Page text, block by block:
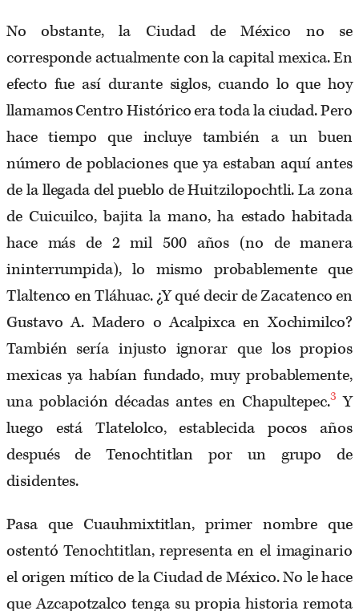
No obstante, la Ciudad de México no se
corresponde actualmente con la capital mexica. En
efecto fue así durante siglos, cuando lo que hoy
llamamos Centro Histórico era toda la ciudad. Pero
hace tiempo que incluye también a un buen
número de poblaciones que ya estaban aquí antes
de la llegada del pueblo de Huitzilopochtli. La zona
de Cuicuilco, bajita la mano, ha estado habitada
hace más de 2 mil 500 años (no de manera
ininterrumpida), lo mismo probablemente que
Tlaltenco en Tláhuac. ¿Y qué decir de Zacatenco en
Gustavo A. Madero o Acalpixca en Xochimilco?
También sería injusto ignorar que los propios
mexicas ya habían fundado, muy probablemente,
una población décadas antes en Chapultepec.3 Y
luego está Tlatelolco, establecida pocos años
después de Tenochtitlan por un grupo de
disidentes.
Pasa que Cuauhmixtitlan, primer nombre que
ostentó Tenochtitlan, representa en el imaginario
el origen mítico de la Ciudad de México. No le hace
que Azcapotzalco tenga su propia historia remota